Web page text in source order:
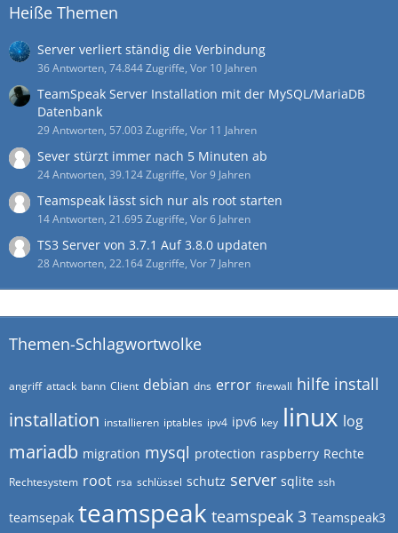
Heiße Themen
Server verliert ständig die Verbindung
36 Antworten, 74.844 Zugriffe, Vor 10 Jahren
TeamSpeak Server Installation mit der MySQL/MariaDB
Datenbank
29 Antworten, 57.003 Zugriffe, Vor 11 Jahren
Sever stürzt immer nach 5 Minuten ab
24 Antworten, 39.124 Zugriffe, Vor 9 Jahren
Teamspeak lässt sich nur als root starten
14 Antworten, 21.695 Zugriffe, Vor 6 Jahren
TS3 Server von 3.7.1 Auf 3.8.0 updaten
28 Antworten, 22.164 Zugriffe, Vor 7 Jahren
Themen-Schlagwortwolke
angriff attack bann Client debian dns error firewall hilfe install
installation installieren iptables ipv4 ipv6 key linux log
mariadb migration mysql protection raspberry Rechte
Rechtesystem root rsa schlüssel schutz server sqlite ssh
teamsepak teamspeak teamspeak 3 Teamspeak3